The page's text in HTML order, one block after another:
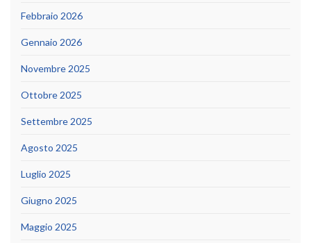
Febbraio 2026
Gennaio 2026
Novembre 2025
Ottobre 2025
Settembre 2025
Agosto 2025
Luglio 2025
Giugno 2025
Maggio 2025